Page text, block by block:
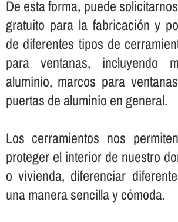
De esta forma, puede
gratuito para la fabricación y
de diferentes tipos de
para ventanas, incluyendo
aluminio, marcos para
puertas de aluminio en general.
Los cerramientos nos
proteger el interior de nuestro
o vivienda, diferenciar
una manera sencilla y cómoda.